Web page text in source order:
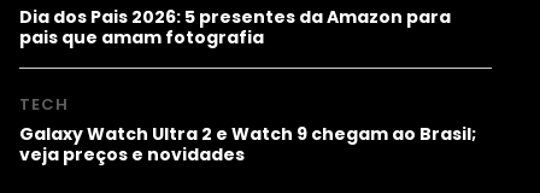
Dia dos Pais 2026: 5 presentes da Amazon para
pais que amam fotografia
TECH
Galaxy Watch Ultra 2 e Watch 9 chegam ao Brasil;
veja preços e novidades